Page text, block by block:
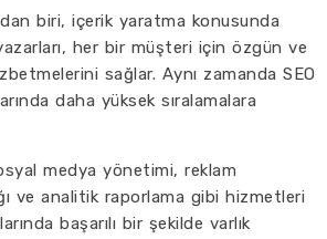
biri, içerik yaratma konusunda
her bir müşteri için özgün ve
sağlar. Aynı zamanda SEO
daha yüksek sıralamalara
medya yönetimi, reklam
ve analitik raporlama gibi hizmetleri
başarılı bir şekilde varlık